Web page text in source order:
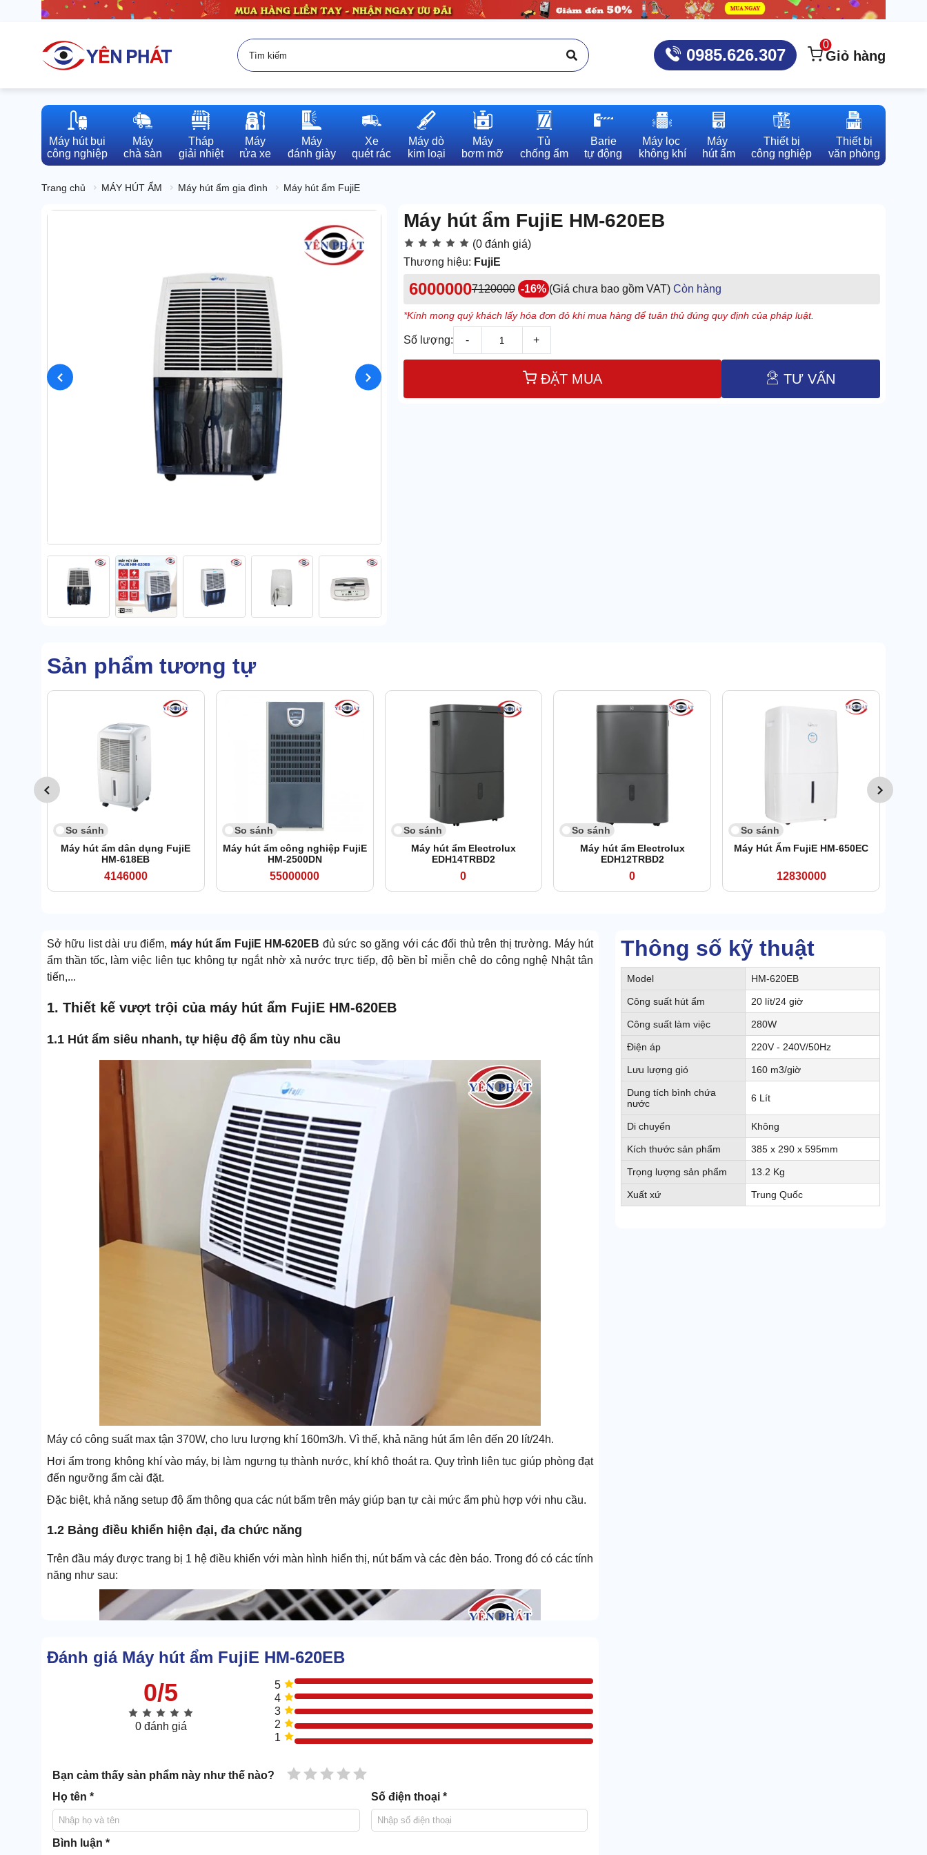
0985.626.307
0
Giỏ hàng
Máy hút bụi
công nghiệp
Máy
chà sàn
Tháp
giải nhiệt
Máy
rửa xe
Máy
đánh giày
Xe
quét rác
Máy dò
kim loại
Máy
bơm mỡ
Tủ
chống ẩm
Barie
tự động
Máy lọc
không khí
Máy
hút ẩm
Thiết bị
công nghiệp
Thiết bị
văn phòng
Trang chủ MÁY HÚT ẨM Máy hút ẩm gia đình Máy hút ẩm FujiE
Máy hút ẩm FujiE HM-620EB
(0 đánh giá)
Thương hiệu: FujiE
60000007120000 -16% (Giá chưa bao gồm VAT) Còn hàng
*Kính mong quý khách lấy hóa đơn đỏ khi mua hàng để tuân thủ đúng quy định của pháp luật.
Số lượng: - +
ĐẶT MUA TƯ VẤN
Sản phẩm tương tự
So sánh
Máy hút ẩm dân dụng FujiE
HM-618EB
4146000
So sánh
Máy hút ẩm công nghiệp FujiE
HM-2500DN
55000000
So sánh
Máy hút ẩm Electrolux
EDH14TRBD2
0
So sánh
Máy hút ẩm Electrolux
EDH12TRBD2
0
So sánh
Máy Hút Ẩm FujiE HM-650EC
12830000
Thông số kỹ thuật
Model HM-620EB
Công suất hút ẩm 20 lít/24 giờ
Công suất làm việc 280W
Điện áp 220V - 240V/50Hz
Lưu lượng gió 160 m3/giờ
Dung tích bình chứa
nước
6 Lít
Di chuyển Không
Kích thước sản phẩm 385 x 290 x 595mm
Trọng lượng sản phẩm 13.2 Kg
Xuất xứ Trung Quốc
Sở hữu list dài ưu điểm, máy hút ẩm FujiE HM-620EB đủ sức so găng với các đối thủ trên thị trường. Máy hút
ẩm thần tốc, làm việc liên tục không tự ngắt nhờ xả nước trực tiếp, độ bền bỉ miễn chê do công nghệ Nhật tân
tiến,...
1. Thiết kế vượt trội của máy hút ẩm FujiE HM-620EB
1.1 Hút ẩm siêu nhanh, tự hiệu độ ẩm tùy nhu cầu
Máy có công suất max tận 370W, cho lưu lượng khí 160m3/h. Vì thế, khả năng hút ẩm lên đến 20 lít/24h.
Hơi ẩm trong không khí vào máy, bị làm ngưng tụ thành nước, khí khô thoát ra. Quy trình liên tục giúp phòng đạt
đến ngưỡng ẩm cài đặt.
Đặc biệt, khả năng setup độ ẩm thông qua các nút bấm trên máy giúp bạn tự cài mức ẩm phù hợp với nhu cầu.
1.2 Bảng điều khiển hiện đại, đa chức năng
Trên đầu máy được trang bị 1 hệ điều khiển với màn hình hiển thị, nút bấm và các đèn báo. Trong đó có các tính
năng như sau:
Đánh giá Máy hút ẩm FujiE HM-620EB
0/5
0 đánh giá
5
4
3
2
1
Bạn cảm thấy sản phẩm này như thế nào? 5 sao
4 sao
3 sao
2 sao
1 sao
Họ tên * Số điện thoại *
Bình luận *